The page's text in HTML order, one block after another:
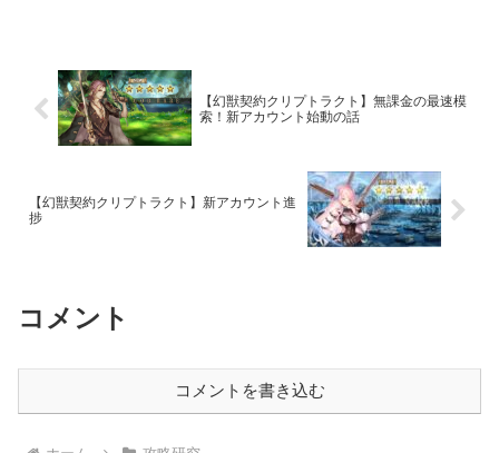
【幻獣契約クリプトラクト】無課金の最速模
索！新アカウント始動の話
【幻獣契約クリプトラクト】新アカウント進
捗
コメント
コメントを書き込む